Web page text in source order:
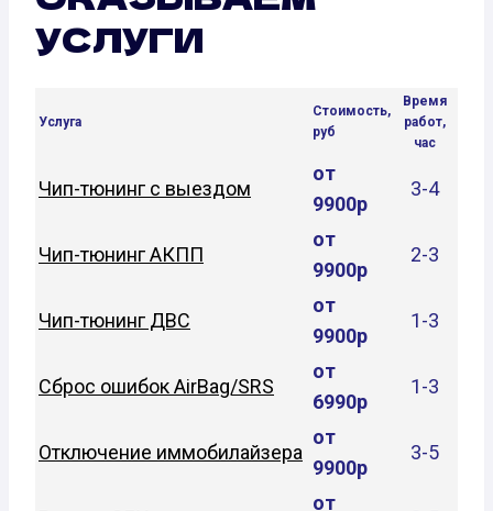
УСЛУГИ
Услуга
Стоимость,
руб
Время
работ,
час
Чип-тюнинг с выездом
от
9900р
3-4
Чип-тюнинг АКПП
от
9900р
2-3
Чип-тюнинг ДВС
от
9900р
1-3
Сброс ошибок AirBag/SRS
от
6990р
1-3
Отключение иммобилайзера
от
9900р
3-5
от